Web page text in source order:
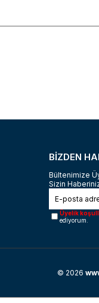
BİZDEN
Bültenimize
Sizin
Üyelik
ediyorum.
© 2026